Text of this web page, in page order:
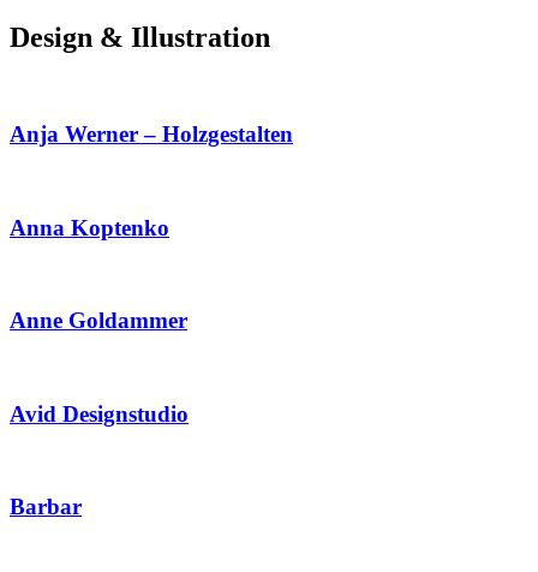
Design & Illustration
Anja Werner – Holzgestalten
Anna Koptenko
Anne Goldammer
Avid Designstudio
Barbar